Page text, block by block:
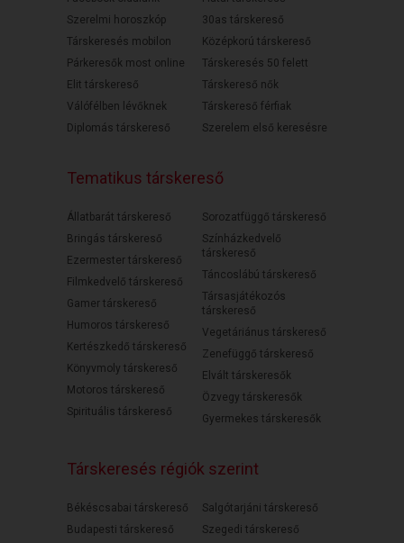
Szerelmi horoszkóp
Társkeresés mobilon
Párkeresők most online
Elit társkereső
Válófélben lévőknek
Diplomás társkereső
30as társkereső
Középkorú társkereső
Társkeresés 50 felett
Társkereső nők
Társkereső férfiak
Szerelem első keresésre
Tematikus társkereső
Állatbarát társkereső
Bringás társkereső
Ezermester társkereső
Filmkedvelő társkereső
Gamer társkereső
Humoros társkereső
Kertészkedő társkereső
Könyvmoly társkereső
Motoros társkereső
Spirituális társkereső
Sorozatfüggő társkereső
Színházkedvelő
társkereső
Táncoslábú társkereső
Társasjátékozós
társkereső
Vegetáriánus társkereső
Zenefüggő társkereső
Elvált társkeresők
Özvegy társkeresők
Gyermekes társkeresők
Társkeresés régiók szerint
Békéscsabai társkereső
Budapesti társkereső
Salgótarjáni társkereső
Szegedi társkereső